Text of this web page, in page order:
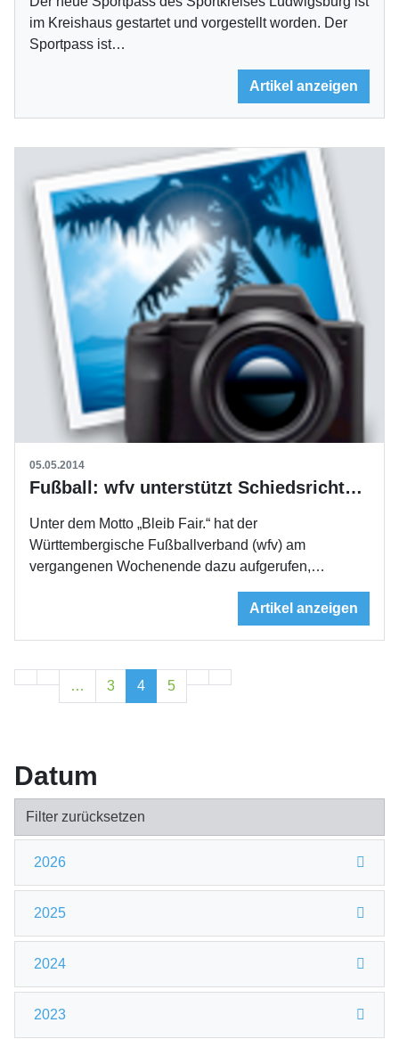
im Kreishaus gestartet und vorgestellt worden. Der
Sportpass ist…
Artikel anzeigen
05.05.2014
Fußball: wfv unterstützt Schiedsrichter mit Motto „Bleib Fair“
Unter dem Motto „Bleib Fair.“ hat der
Württembergische Fußballverband (wfv) am
vergangenen Wochenende dazu aufgerufen,…
Artikel anzeigen
… 3 4 5
Datum
Filter zurücksetzen
2026
2025
2024
2023